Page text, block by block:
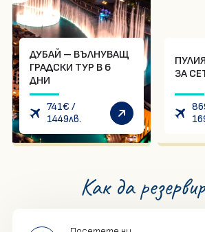
ДУБАЙ – ВЪЛНУВАЩ
ГРАДСКИ ТУР В 6
ДНИ
741€ /
1449лв.
ЗА
Как да